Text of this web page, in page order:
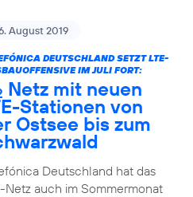
August 2019
DEUTSCHLAND SETZT LTE-
IM JULI FORT:
Netz mit neuen
Stationen von
Ostsee bis zum
Deutschland hat das
Netz auch im Sommermonat